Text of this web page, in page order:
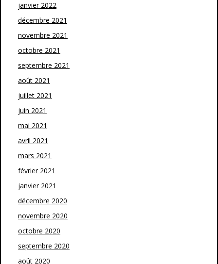
janvier 2022
décembre 2021
novembre 2021
octobre 2021
septembre 2021
août 2021
juillet 2021
juin 2021
mai 2021
avril 2021
mars 2021
février 2021
janvier 2021
décembre 2020
novembre 2020
octobre 2020
septembre 2020
août 2020